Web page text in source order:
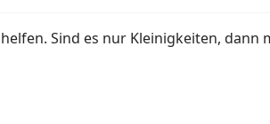
Sind es nur Kleinigkeiten, dann